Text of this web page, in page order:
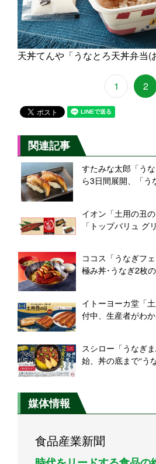
天丼てんや「うなとろ天丼弁当(
1 2
関連記事
すたみな太郎「う
ら3日間展開、「う
イオン「土用の丑
「トップバリュ グ
も提案
ココス「うなぎフ
極み丼･うなぎ2枚
イトーヨーカ堂「
付中、生産者がわ
意
スシロー「うなぎ
始、丼の底まで“う
媒体情報
食品産業新聞